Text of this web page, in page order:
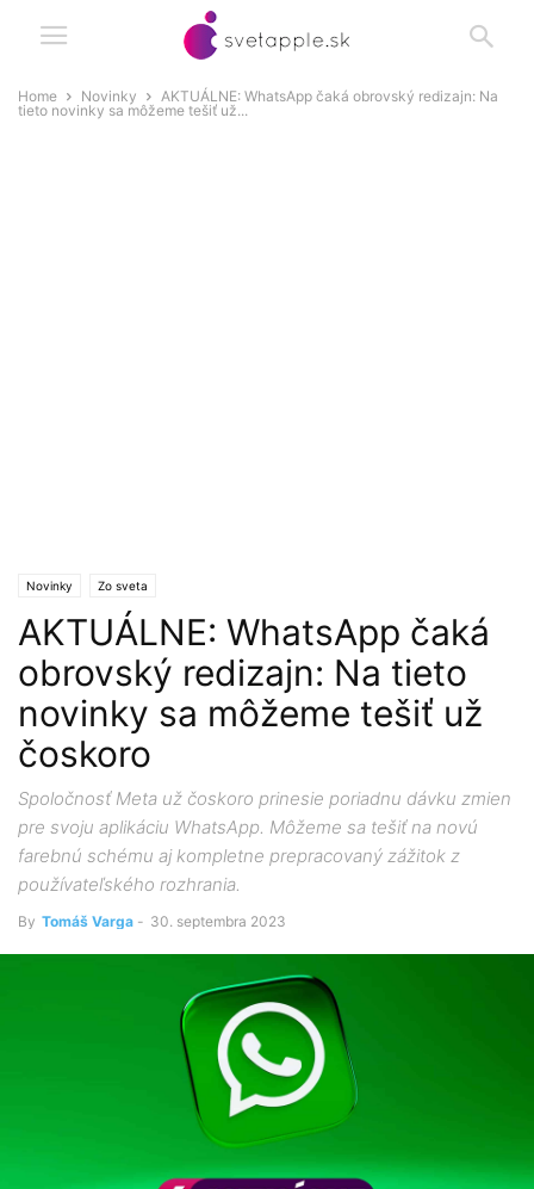
Home Novinky
AKTUÁLNE: WhatsApp čaká obrovský redizajn: Na
tieto novinky sa môžeme tešiť už...
Novinky Zo sveta
AKTUÁLNE: WhatsApp čaká
obrovský redizajn: Na tieto
novinky sa môžeme tešiť už
čoskoro
Spoločnosť Meta už čoskoro prinesie poriadnu dávku zmien
pre svoju aplikáciu WhatsApp. Môžeme sa tešiť na novú
farebnú schému aj kompletne prepracovaný zážitok z
používateľského rozhrania.
By Tomáš Varga - 30. septembra 2023